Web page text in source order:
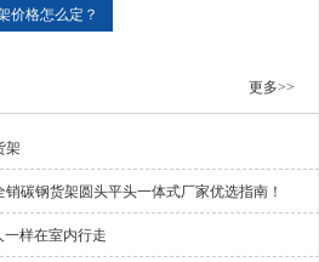
价格怎么定？
更多>>
架
碳钢货架圆头平头一体式厂家优选指南！
样在室内行走